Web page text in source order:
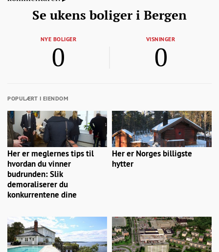
Se ukens boliger i Bergen
NYE BOLIGER
0
VISNINGER
0
POPULÆRT I EIENDOM
Her er meglernes tips til
hvordan du vinner
budrunden: Slik
demoraliserer du
konkurrentene dine
Her er Norges billigste
hytter